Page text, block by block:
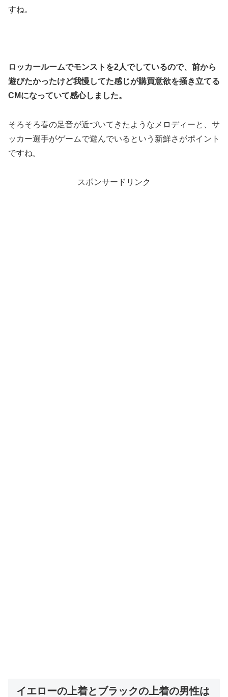
すね。
ロッカールームでモンストを2人でしているので、前から
遊びたかったけど我慢してた感じが購買意欲を掻き立てる
CMになっていて感心しました。
そろそろ春の足音が近づいてきたようなメロディーと、サ
ッカー選手がゲームで遊んでいるという新鮮さがポイント
ですね。
スポンサードリンク
イエローの上着とブラックの上着の男性は